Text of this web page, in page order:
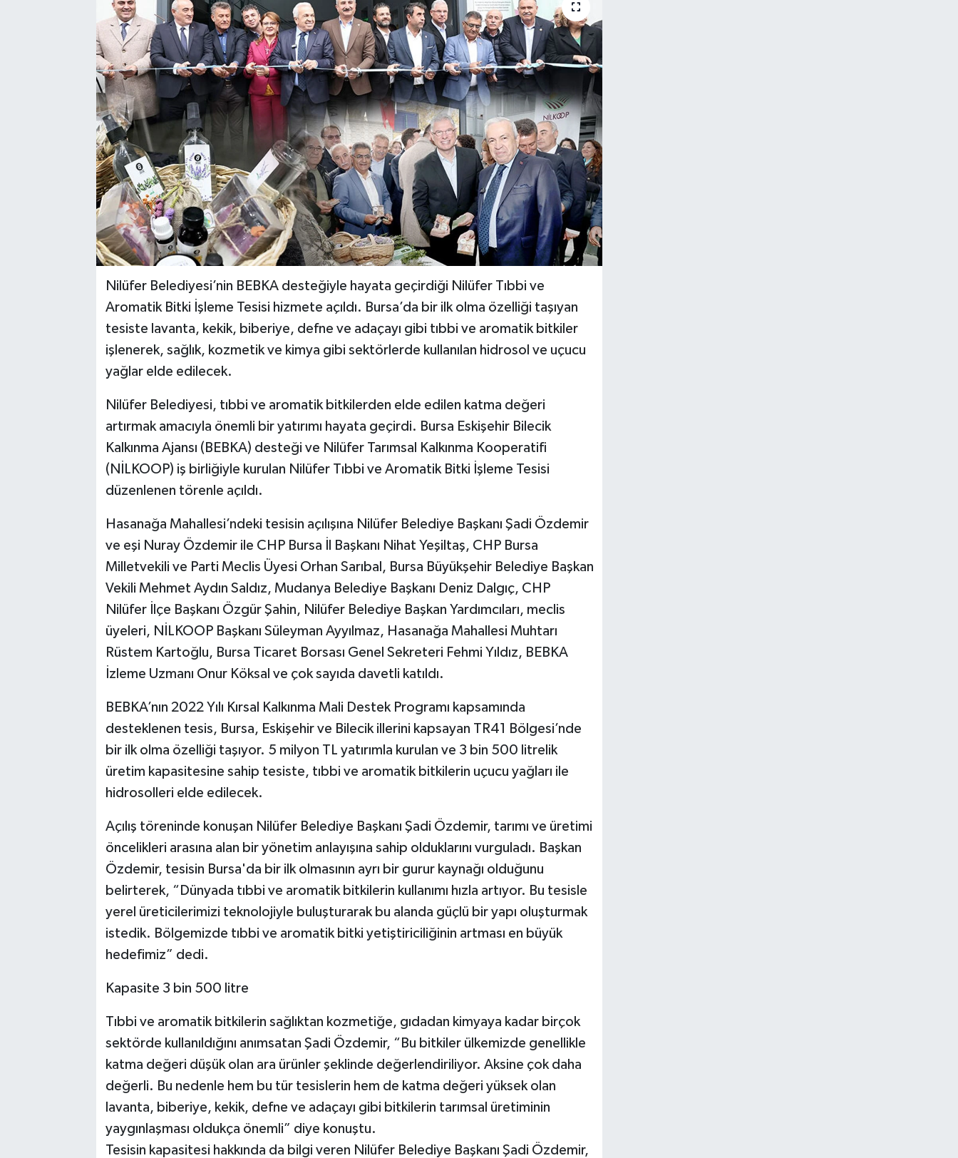
Nilüfer Belediyesi’nin BEBKA desteğiyle hayata geçirdiği Nilüfer Tıbbi ve
Aromatik Bitki İşleme Tesisi hizmete açıldı. Bursa’da bir ilk olma özelliği taşıyan
tesiste lavanta, kekik, biberiye, defne ve adaçayı gibi tıbbi ve aromatik bitkiler
işlenerek, sağlık, kozmetik ve kimya gibi sektörlerde kullanılan hidrosol ve uçucu
yağlar elde edilecek.
Nilüfer Belediyesi, tıbbi ve aromatik bitkilerden elde edilen katma değeri
artırmak amacıyla önemli bir yatırımı hayata geçirdi. Bursa Eskişehir Bilecik
Kalkınma Ajansı (BEBKA) desteği ve Nilüfer Tarımsal Kalkınma Kooperatifi
(NİLKOOP) iş birliğiyle kurulan Nilüfer Tıbbi ve Aromatik Bitki İşleme Tesisi
düzenlenen törenle açıldı.
Hasanağa Mahallesi’ndeki tesisin açılışına Nilüfer Belediye Başkanı Şadi Özdemir
ve eşi Nuray Özdemir ile CHP Bursa İl Başkanı Nihat Yeşiltaş, CHP Bursa
Milletvekili ve Parti Meclis Üyesi Orhan Sarıbal, Bursa Büyükşehir Belediye Başkan
Vekili Mehmet Aydın Saldız, Mudanya Belediye Başkanı Deniz Dalgıç, CHP
Nilüfer İlçe Başkanı Özgür Şahin, Nilüfer Belediye Başkan Yardımcıları, meclis
üyeleri, NİLKOOP Başkanı Süleyman Ayyılmaz, Hasanağa Mahallesi Muhtarı
Rüstem Kartoğlu, Bursa Ticaret Borsası Genel Sekreteri Fehmi Yıldız, BEBKA
İzleme Uzmanı Onur Köksal ve çok sayıda davetli katıldı.
BEBKA’nın 2022 Yılı Kırsal Kalkınma Mali Destek Programı kapsamında
desteklenen tesis, Bursa, Eskişehir ve Bilecik illerini kapsayan TR41 Bölgesi’nde
bir ilk olma özelliği taşıyor. 5 milyon TL yatırımla kurulan ve 3 bin 500 litrelik
üretim kapasitesine sahip tesiste, tıbbi ve aromatik bitkilerin uçucu yağları ile
hidrosolleri elde edilecek.
Açılış töreninde konuşan Nilüfer Belediye Başkanı Şadi Özdemir, tarımı ve üretimi
öncelikleri arasına alan bir yönetim anlayışına sahip olduklarını vurguladı. Başkan
Özdemir, tesisin Bursa'da bir ilk olmasının ayrı bir gurur kaynağı olduğunu
belirterek, “Dünyada tıbbi ve aromatik bitkilerin kullanımı hızla artıyor. Bu tesisle
yerel üreticilerimizi teknolojiyle buluşturarak bu alanda güçlü bir yapı oluşturmak
istedik. Bölgemizde tıbbi ve aromatik bitki yetiştiriciliğinin artması en büyük
hedefimiz” dedi.
Kapasite 3 bin 500 litre
Tıbbi ve aromatik bitkilerin sağlıktan kozmetiğe, gıdadan kimyaya kadar birçok
sektörde kullanıldığını anımsatan Şadi Özdemir, “Bu bitkiler ülkemizde genellikle
katma değeri düşük olan ara ürünler şeklinde değerlendiriliyor. Aksine çok daha
değerli. Bu nedenle hem bu tür tesislerin hem de katma değeri yüksek olan
lavanta, biberiye, kekik, defne ve adaçayı gibi bitkilerin tarımsal üretiminin
yaygınlaşması oldukça önemli” diye konuştu.
Tesisin kapasitesi hakkında da bilgi veren Nilüfer Belediye Başkanı Şadi Özdemir,